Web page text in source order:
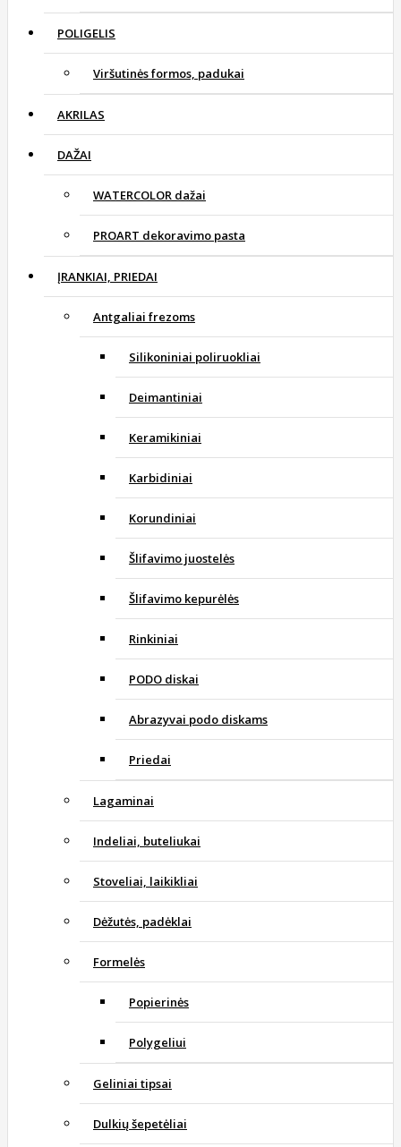
POLIGELIS
Viršutinės formos, padukai
AKRILAS
DAŽAI
WATERCOLOR dažai
PROART dekoravimo pasta
ĮRANKIAI, PRIEDAI
Antgaliai frezoms
Silikoniniai poliruokliai
Deimantiniai
Keramikiniai
Karbidiniai
Korundiniai
Šlifavimo juostelės
Šlifavimo kepurėlės
Rinkiniai
PODO diskai
Abrazyvai podo diskams
Priedai
Lagaminai
Indeliai, buteliukai
Stoveliai, laikikliai
Dėžutės, padėklai
Formelės
Popierinės
Polygeliui
Geliniai tipsai
Dulkių šepetėliai